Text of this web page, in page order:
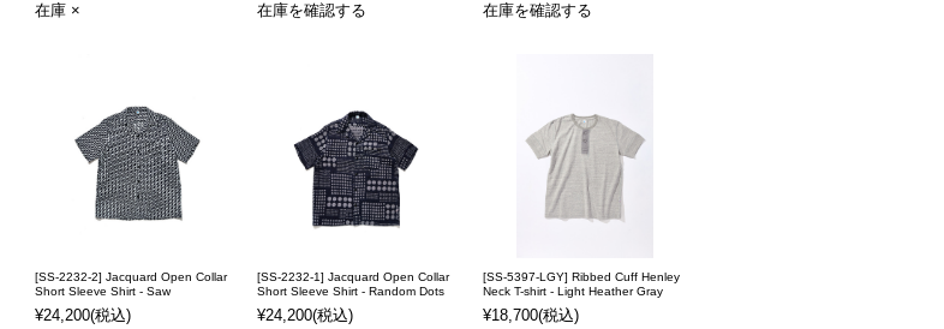
在庫 ×
在庫を確認する
在庫を確認する
[SS-2232-2] Jacquard Open Collar
Short Sleeve Shirt - Saw
¥24,200(税込)
[SS-2232-1] Jacquard Open Collar
Short Sleeve Shirt - Random Dots
¥24,200(税込)
[SS-5397-LGY] Ribbed Cuff Henley
Neck T-shirt - Light Heather Gray
¥18,700(税込)